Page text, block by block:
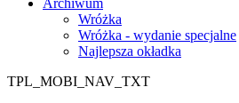
Archiwum
Wróżka
Wróżka - wydanie specjalne
Najlepsza okładka
TPL_MOBI_NAV_TXT